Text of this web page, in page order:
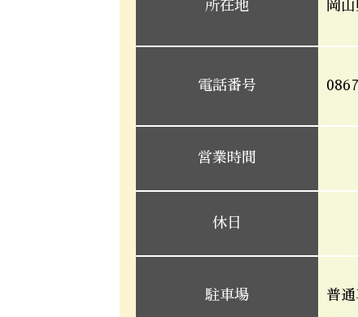
所在地 岡
電話番号
営業時間
休日
駐車場 普